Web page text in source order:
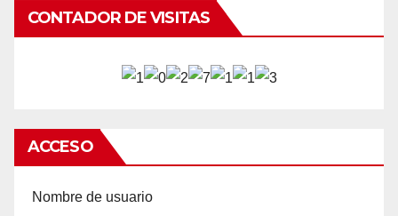
CONTADOR DE VISITAS
ACCESO
Nombre de usuario